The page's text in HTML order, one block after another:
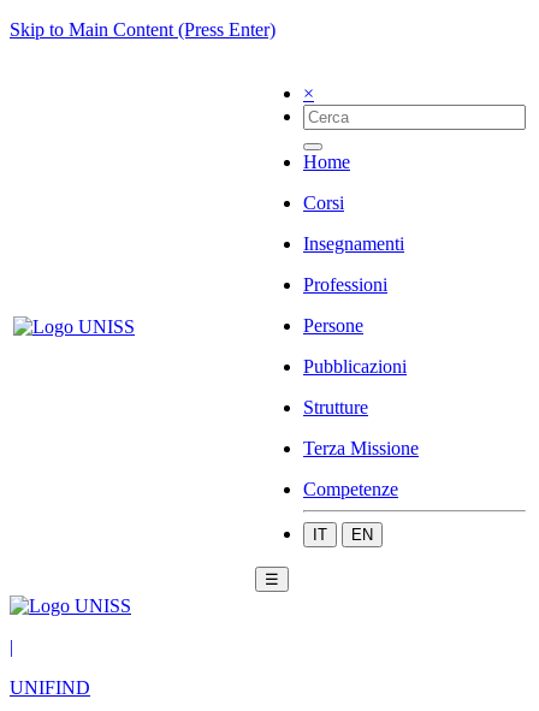
Skip to Main Content (Press Enter)
×
Home
Corsi
Insegnamenti
Professioni
Persone
Pubblicazioni
Strutture
Terza Missione
Competenze
IT EN
☰
|
UNIFIND